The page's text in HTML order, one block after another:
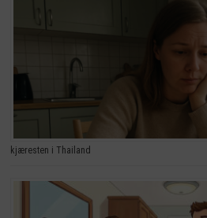
kjæresten i Thailand